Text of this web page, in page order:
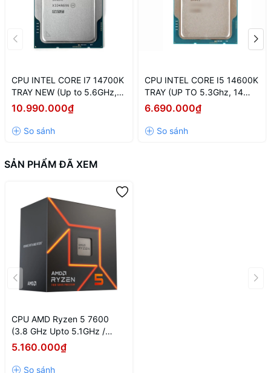
CPU INTEL CORE I7 14700K
TRAY NEW (Up to 5.6GHz,
20 Nhân 28 Luồng, 33MB
Cache, 125W) - Socket Intel
LGA 1700/Raptor Lake)
10.990.000₫
CPU INTEL CORE I5 14600K
TRAY (UP TO 5.3Ghz, 14
NHÂN 20 LUỒNG, 24MB
CACHE, 125W) - Socket Intel
LGA 1700/RAPTOR LAKE
6.690.000₫
SẢN PHẨM ĐÃ XEM
CPU AMD Ryzen 5 7600
(3.8 GHz Upto 5.1GHz /
38MB / 6 Cores, 12 Threads
/ 65W / Socket AM5)
5.160.000₫